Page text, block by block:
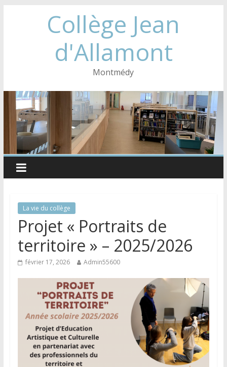
Collège Jean
d'Allamont
Montmédy
La vie du collège
Projet « Portraits de
territoire » – 2025/2026
février 17, 2026 Admin55600